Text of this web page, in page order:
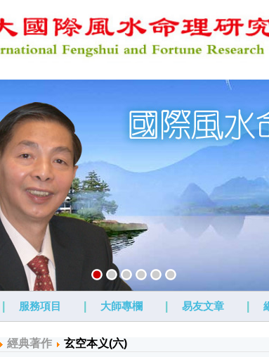
服務項目 大師專欄 易友文章
經典著作 玄空本义(六)